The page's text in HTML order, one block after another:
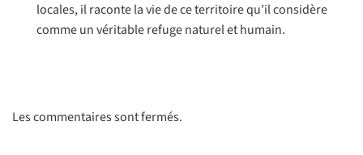
locales, il raconte la vie de ce territoire qu’il considère
comme un véritable refuge naturel et humain.
Les commentaires sont fermés.